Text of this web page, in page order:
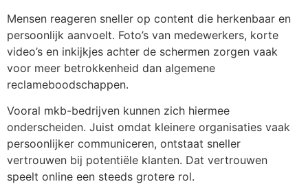
Mensen reageren sneller op content die herkenbaar en
persoonlijk aanvoelt. Foto’s van medewerkers, korte
video’s en inkijkjes achter de schermen zorgen vaak
voor meer betrokkenheid dan algemene
reclameboodschappen.
Vooral mkb-bedrijven kunnen zich hiermee
onderscheiden. Juist omdat kleinere organisaties vaak
persoonlijker communiceren, ontstaat sneller
vertrouwen bij potentiële klanten. Dat vertrouwen
speelt online een steeds grotere rol.